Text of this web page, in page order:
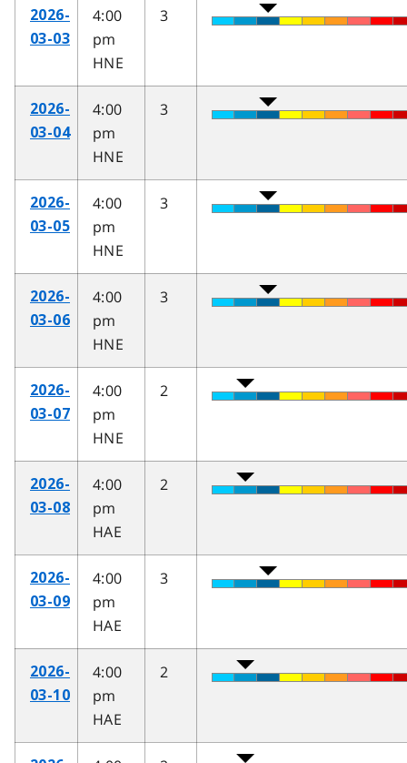
2026-
03-03
4:00
pm
HNE
3
2026-
03-04
4:00
pm
HNE
3
2026-
03-05
4:00
pm
HNE
3
2026-
03-06
4:00
pm
HNE
3
2026-
03-07
4:00
pm
HNE
2
2026-
03-08
4:00
pm
HAE
2
2026-
03-09
4:00
pm
HAE
3
2026-
03-10
4:00
pm
HAE
2